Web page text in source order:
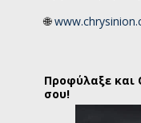
🌐
Προφύλαξε και
σου!